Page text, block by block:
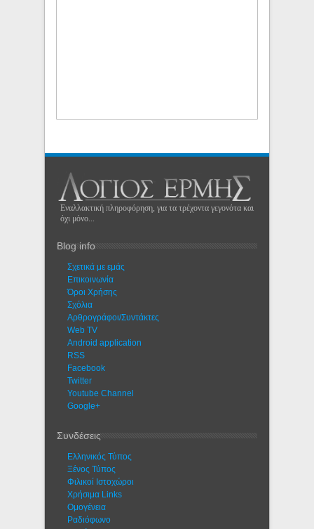
Εναλλακτική πληροφόρηση, για τα τρέχοντα γεγονότα και
όχι μόνο...
Blog info
Σχετικά με εμάς
Eπικοινωνία
Όροι Χρήσης
Σχόλια
Αρθρογράφοι/Συντάκτες
Web TV
Android application
RSS
Facebook
Twitter
Youtube Channel
Google+
Συνδέσεις
Ελληνικός Τύπος
Ξένος Τύπος
Φιλικοί Ιστοχώροι
Χρήσιμα Links
Ομογένεια
Ραδιόφωνο